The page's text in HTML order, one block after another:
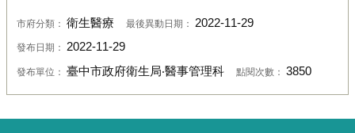
市府分類： 衛生醫療 最後異動日期： 2022-11-29
發布日期： 2022-11-29
發布單位： 臺中市政府衛生局‧醫事管理科 點閱次數： 3850